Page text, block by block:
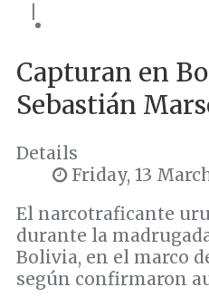
Capturan en
Sebastián
Details
Friday, 13
El narcotraficante
durante la
Bolivia, en el marco
según confirmaron